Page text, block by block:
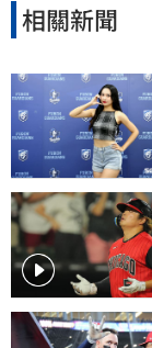
相關新聞